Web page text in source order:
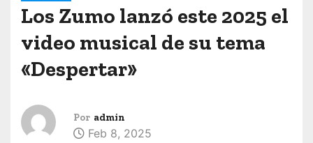
Los Zumo lanzó este 2025 el
video musical de su tema
«Despertar»
Por admin
Feb 8, 2025